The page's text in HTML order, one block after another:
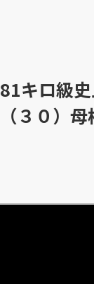
キロ級
３０）